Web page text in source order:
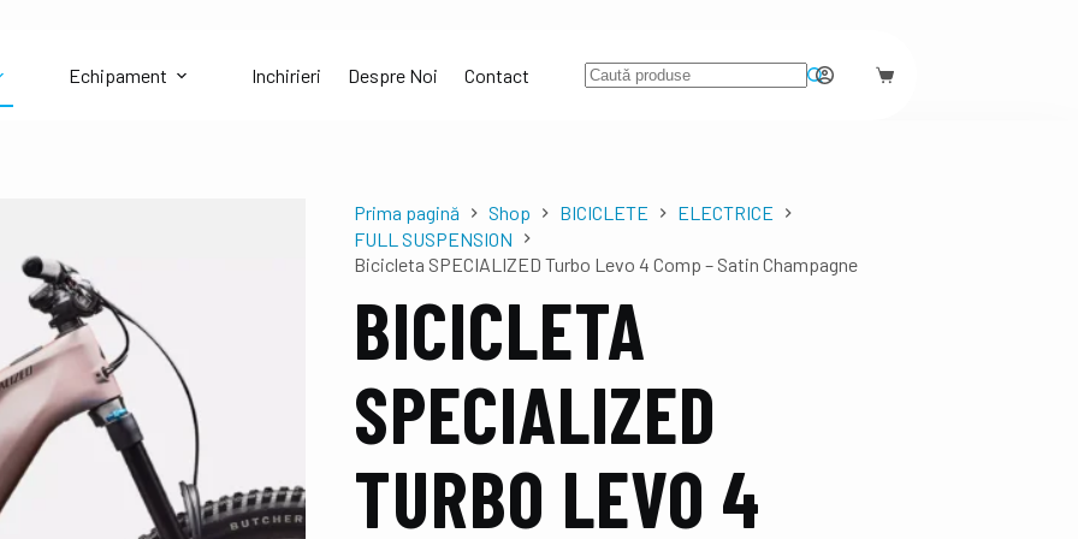
Selectează opțiunile
Echipament Inchirieri Despre Noi Contact
Prima pagină Shop BICICLETE
ELECTRICE
FULL SUSPENSION
Bicicleta SPECIALIZED Turbo Levo 4 Comp – Satin Champagne
BICICLETA
SPECIALIZED
TURBO LEVO 4